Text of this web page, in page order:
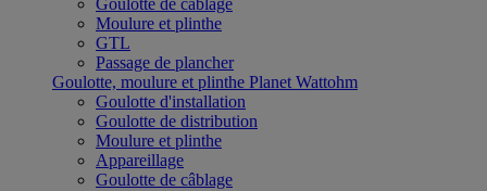
Goulotte de câblage
Moulure et plinthe
GTL
Passage de plancher
Goulotte, moulure et plinthe Planet Wattohm
Goulotte d'installation
Goulotte de distribution
Moulure et plinthe
Appareillage
Goulotte de câblage